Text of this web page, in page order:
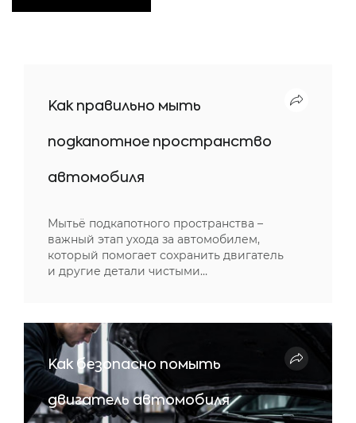
Как правильно мыть
подкапотное пространство
автомобиля
Мытьё подкапотного пространства –
важный этап ухода за автомобилем,
который помогает сохранить двигатель
и другие детали чистыми…
Как безопасно помыть
двигатель автомобиля